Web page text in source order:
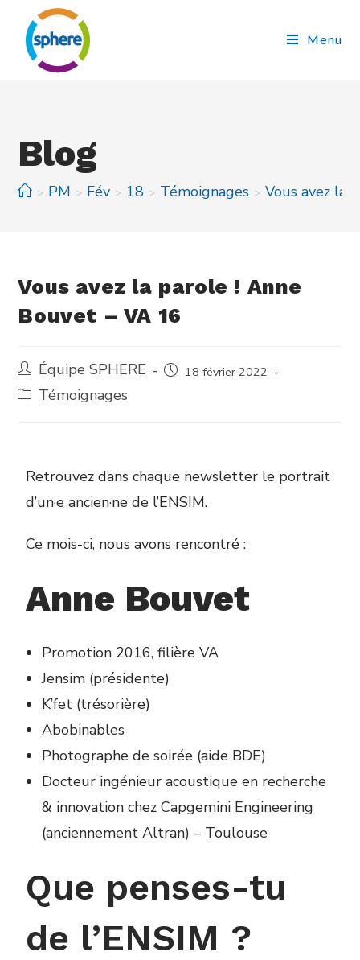
Menu
Blog
> PM > Fév > 18 > Témoignages > Vous avez la
Vous avez la parole ! Anne
Bouvet – VA 16
Équipe SPHERE 18 février 2022
Témoignages
Retrouvez dans chaque newsletter le portrait
d’un·e ancien·ne de l’ENSIM.
Ce mois-ci, nous avons rencontré :
Anne Bouvet
Promotion 2016, filière VA
Jensim (présidente)
K’fet (trésorière)
Abobinables
Photographe de soirée (aide BDE)
Docteur ingénieur acoustique en recherche
& innovation chez Capgemini Engineering
(anciennement Altran) – Toulouse
Que penses-tu
de l’ENSIM ?